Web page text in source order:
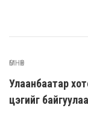
ӨМНӨХ
Улаанбаатар
цэгийг